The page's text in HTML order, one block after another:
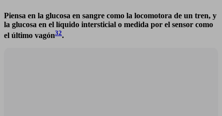
Piensa en la glucosa en sangre como la locomotora de un tren, y
la glucosa en el líquido intersticial o medida por el sensor como
el último vagón32.